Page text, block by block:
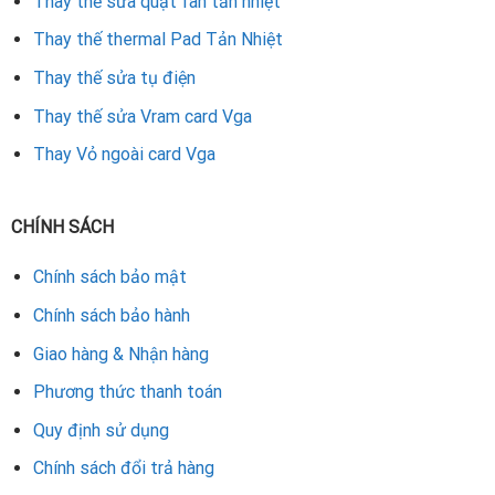
Bảo hành rõ ràng, giúp khách hàng yên tâm sử dụng lâu
dài.
Với dịch vụ thay IC nguồn VGA Matrox tại Đà Nẵng, người
dùng hoàn toàn có thể yên tâm về chất lượng sửa chữa, từ
đó giúp card màn hình hoạt động ổn định và bền bỉ hơn.
Thay thế thermal Pad Tản Nhiệt
Thay thế sửa tụ điện
Thay thế sửa Vram card Vga
Thay Vỏ ngoài card Vga
CHÍNH SÁCH
Chính sách bảo mật
Chính sách bảo hành
Giao hàng & Nhận hàng
Phương thức thanh toán
Quy định sử dụng
Chính sách đổi trả hàng